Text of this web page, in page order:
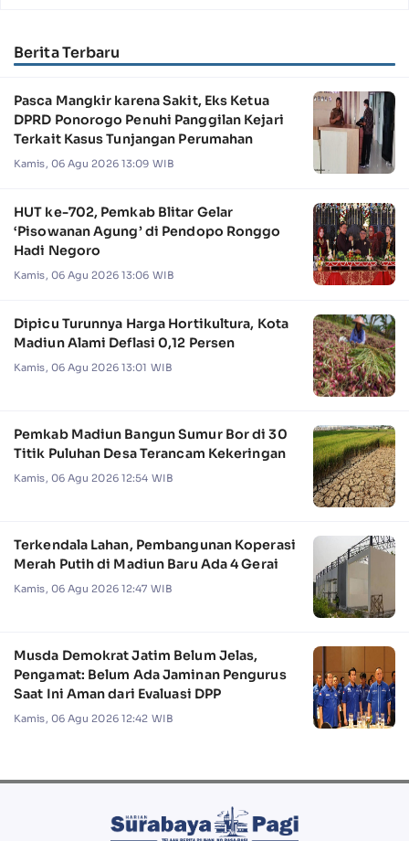
Berita Terbaru
Pasca Mangkir karena Sakit, Eks Ketua
DPRD Ponorogo Penuhi Panggilan Kejari
Terkait Kasus Tunjangan Perumahan
Kamis, 06 Agu 2026 13:09 WIB
HUT ke-702, Pemkab Blitar Gelar
‘Pisowanan Agung’ di Pendopo Ronggo
Hadi Negoro
Kamis, 06 Agu 2026 13:06 WIB
Dipicu Turunnya Harga Hortikultura, Kota
Madiun Alami Deflasi 0,12 Persen
Kamis, 06 Agu 2026 13:01 WIB
Pemkab Madiun Bangun Sumur Bor di 30
Titik Puluhan Desa Terancam Kekeringan
Kamis, 06 Agu 2026 12:54 WIB
Terkendala Lahan, Pembangunan Koperasi
Merah Putih di Madiun Baru Ada 4 Gerai
Kamis, 06 Agu 2026 12:47 WIB
Musda Demokrat Jatim Belum Jelas,
Pengamat: Belum Ada Jaminan Pengurus
Saat Ini Aman dari Evaluasi DPP
Kamis, 06 Agu 2026 12:42 WIB